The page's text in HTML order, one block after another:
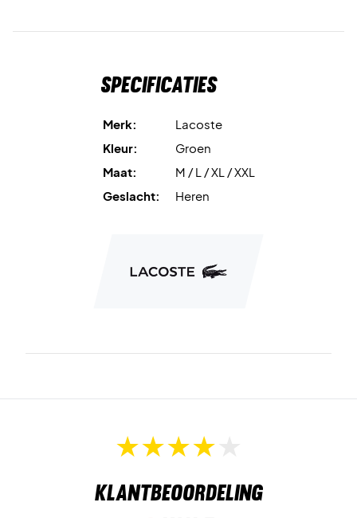
Specificaties
Merk:
Lacoste
Kleur:
Groen
Maat:
M / L / XL / XXL
Geslacht:
Heren
Klantbeoordeling